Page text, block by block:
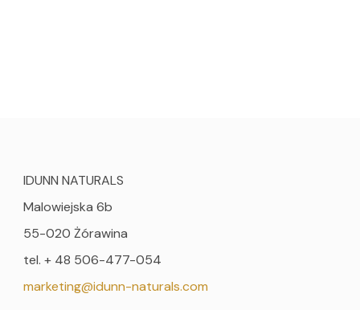
IDUNN NATURALS
Malowiejska 6b
55-020 Żórawina
tel. + 48 506-477-054
marketing@idunn-naturals.com